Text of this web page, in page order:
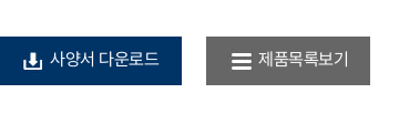
사양서 다운로드 제품목록보기